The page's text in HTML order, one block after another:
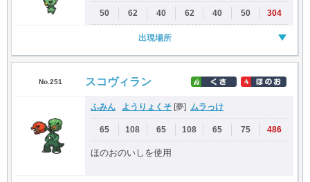
50 62 40 62 40 50 304
出現場所
No.251 スコヴィラン
ふみん ようりょくそ [夢] ムラっけ
65 108 65 108 65 75 486
ほのおのいしを使用